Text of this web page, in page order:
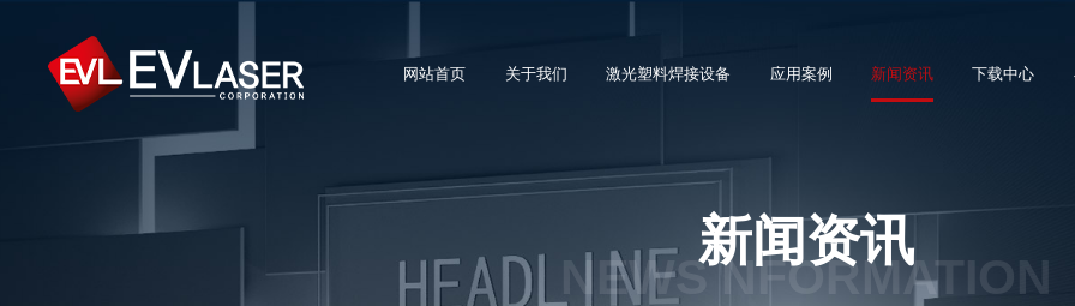
网站首页 关于我们
公司简介
合作客户
激光塑料焊接设备
SSW 类型
扫描仪类型
工艺头类型
应用案例
汽车传感器
汽车摄像头
新闻资讯
公司新闻
常见问题
下载中心
新闻资讯
NEWS NFORMATION